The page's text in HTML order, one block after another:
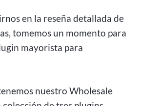
en la reseña detallada de
tomemos un momento para
mayorista para
nuestro Wholesale